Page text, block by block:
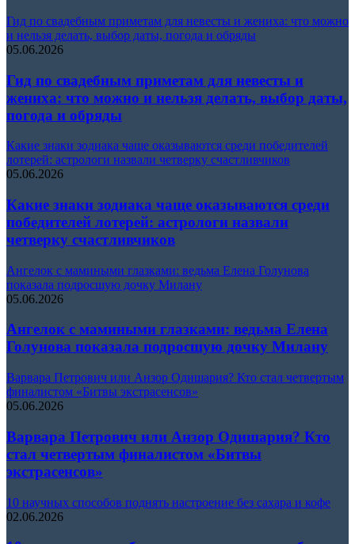
Гид по свадебным приметам для невесты и жениха: что можно
и нельзя делать, выбор даты, погода и обряды
05.06.2026
Гид по свадебным приметам для невесты и
жениха: что можно и нельзя делать, выбор даты,
погода и обряды
Какие знаки зодиака чаще оказываются среди победителей
лотерей: астрологи назвали четверку счастливчиков
05.06.2026
Какие знаки зодиака чаще оказываются среди
победителей лотерей: астрологи назвали
четверку счастливчиков
Ангелок с мамиными глазками: ведьма Елена Голунова
показала подросшую дочку Милану
05.06.2026
Ангелок с мамиными глазками: ведьма Елена
Голунова показала подросшую дочку Милану
Варвара Петрович или Анзор Одишария? Кто стал четвертым
финалистом «Битвы экстрасенсов»
05.06.2026
Варвара Петрович или Анзор Одишария? Кто
стал четвертым финалистом «Битвы
экстрасенсов»
10 научных способов поднять настроение без сахара и кофе
02.06.2026